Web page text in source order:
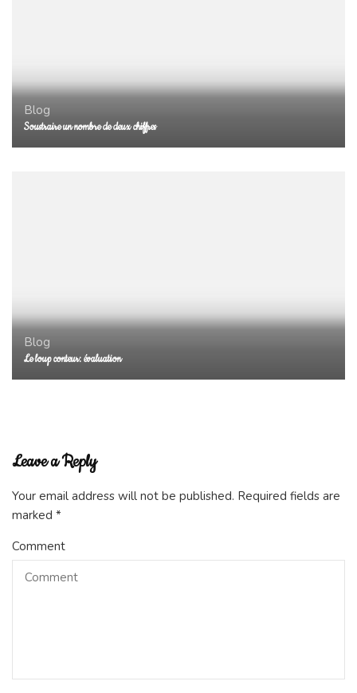
Blog
Soustraire un nombre de deux chiffres
Blog
Le loup conteur: évaluation
Leave a Reply
Your email address will not be published. Required fields are
marked *
Comment